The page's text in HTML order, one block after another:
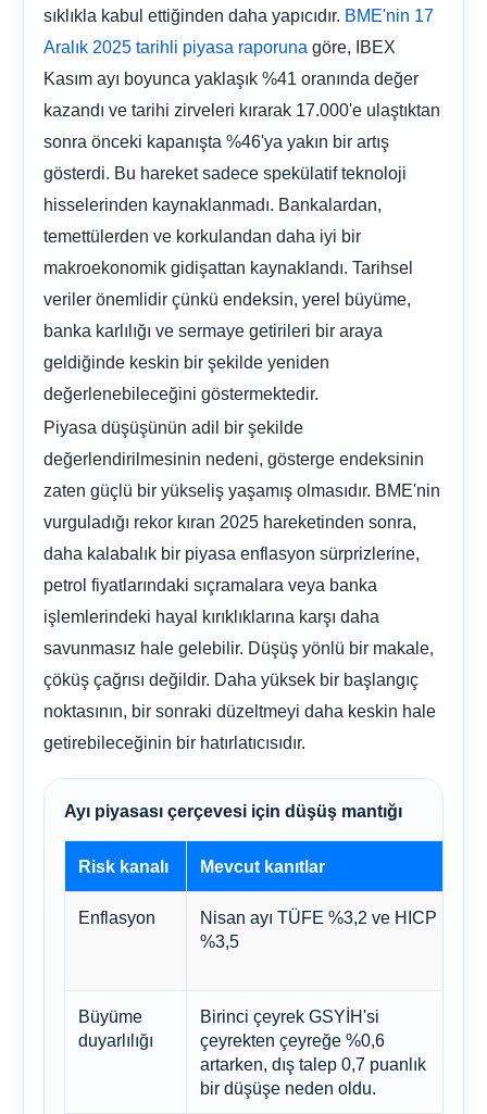
sıklıkla kabul ettiğinden daha yapıcıdır. BME'nin 17
Aralık 2025 tarihli piyasa raporuna göre, IBEX
Kasım ayı boyunca yaklaşık %41 oranında değer
kazandı ve tarihi zirveleri kırarak 17.000'e ulaştıktan
sonra önceki kapanışta %46'ya yakın bir artış
gösterdi. Bu hareket sadece spekülatif teknoloji
hisselerinden kaynaklanmadı. Bankalardan,
temettülerden ve korkulandan daha iyi bir
makroekonomik gidişattan kaynaklandı. Tarihsel
veriler önemlidir çünkü endeksin, yerel büyüme,
banka karlılığı ve sermaye getirileri bir araya
geldiğinde keskin bir şekilde yeniden
değerlenebileceğini göstermektedir.
Piyasa düşüşünün adil bir şekilde
değerlendirilmesinin nedeni, gösterge endeksinin
zaten güçlü bir yükseliş yaşamış olmasıdır. BME'nin
vurguladığı rekor kıran 2025 hareketinden sonra,
daha kalabalık bir piyasa enflasyon sürprizlerine,
petrol fiyatlarındaki sıçramalara veya banka
işlemlerindeki hayal kırıklıklarına karşı daha
savunmasız hale gelebilir. Düşüş yönlü bir makale,
çöküş çağrısı değildir. Daha yüksek bir başlangıç ​​
noktasının, bir sonraki düzeltmeyi daha keskin hale
getirebileceğinin bir hatırlatıcısıdır.
Ayı piyasası çerçevesi için düşüş mantığı
Risk kanalı Mevcut kanıtlar
Enflasyon
Nisan ayı TÜFE %3,2 ve HICP
%3,5
Büyüme
duyarlılığı
Birinci çeyrek GSYİH'si
çeyrekten çeyreğe %0,6
artarken, dış talep 0,7 puanlık
bir düşüşe neden oldu.